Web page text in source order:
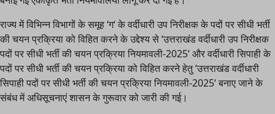
राज्य में विभिन्न विभागों के समूह ‘ग‘ के वर्दीधारी उप निरीक्षक के पदों पर सीधी भर्ती
की चयन प्रक्रिया को विहित करने के उद्देश्य से ‘उत्तराखंड वर्दीधारी उप निरीक्षक
पदों पर सीधी भर्ती की चयन प्रक्रिया नियमावली-2025‘ और वर्दीधारी सिपाही के
पदों पर सीधी भर्ती की चयन प्रक्रिया को विहित करने हेतु ‘उत्तराखंड वर्दीधारी
सिपाही पदों पर सीधी भर्ती की चयन प्रक्रिया नियमावली-2025‘ बनाए जाने के
संबंध में अधिसूचनाएं शासन के गुरूवार को जारी की गई।